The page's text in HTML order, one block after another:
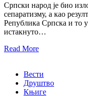
Српски народ је био
сепаратизму, а као
Република Српска и то
истакнуто…
Read More
Вести
Друштво
Књиге